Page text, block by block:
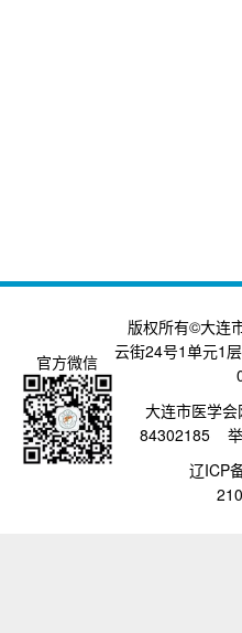
官方微信
版权所有©大连
云街24号1单元1
大连市医学
84302185 举
辽ICP